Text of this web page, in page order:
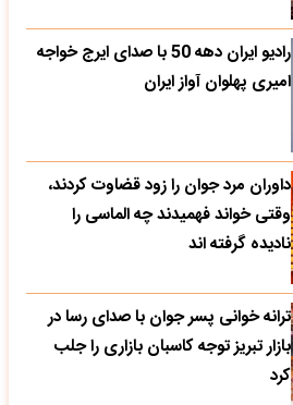
رادیو ایران دهه 50 با صدای ایرج خواجه
امیری پهلوان آواز ایران
داوران مرد جوان را زود قضاوت کردند،
وقتی خواند فهمیدند چه الماسی را
نادیده گرفته اند
ترانه خوانی پسر جوان با صدای رسا در
بازار تبریز توجه کاسبان بازاری را جلب
کرد